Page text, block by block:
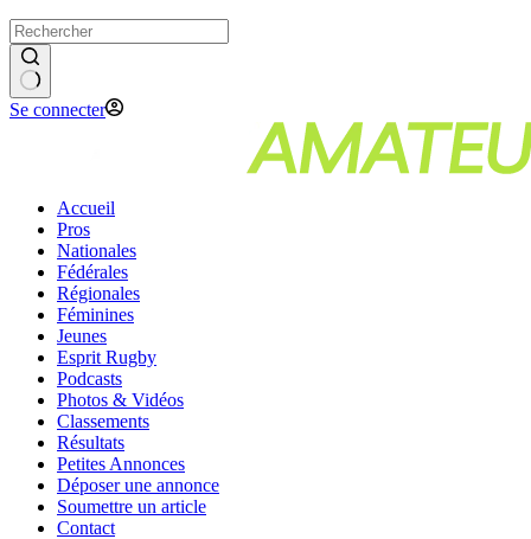
Se connecter
Accueil
Pros
Nationales
Fédérales
Régionales
Féminines
Jeunes
Esprit Rugby
Podcasts
Photos & Vidéos
Classements
Résultats
Petites Annonces
Déposer une annonce
Soumettre un article
Contact